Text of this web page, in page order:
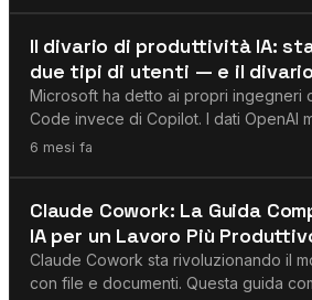
Claude
Il divario di produttività IA:
due tipi di utenti — e il
Microsoft ha detto ai propri ingegneri
Code invece di Copilot. I dati OpenAI
produttività di 6x. Bloomberg riporta
6 mesi fa
Agenti AI
Claude Cowork: La Guida
IA per un Lavoro Più
Claude Cowork sta rivoluzionando il
con file e documenti. Questa guida